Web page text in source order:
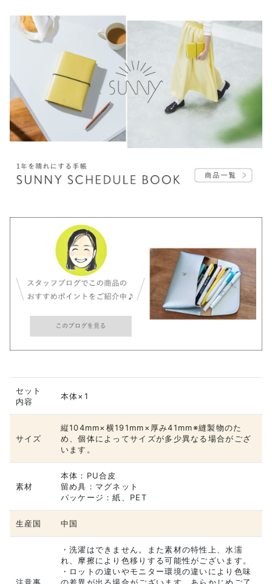
セット
内容
本体×1
サイズ
縦104mm×横191mm×厚み41mm※縫製物のた
め、個体によってサイズが多少異なる場合がござ
います。
素材
本体：PU合皮
留め具：マグネット
パッケージ：紙、PET
生産国 中国
・洗濯はできません。また素材の特性上、水濡
れ、摩擦により色移りする可能性がございます。
・ロットの違いやモニター環境の違いにより色味